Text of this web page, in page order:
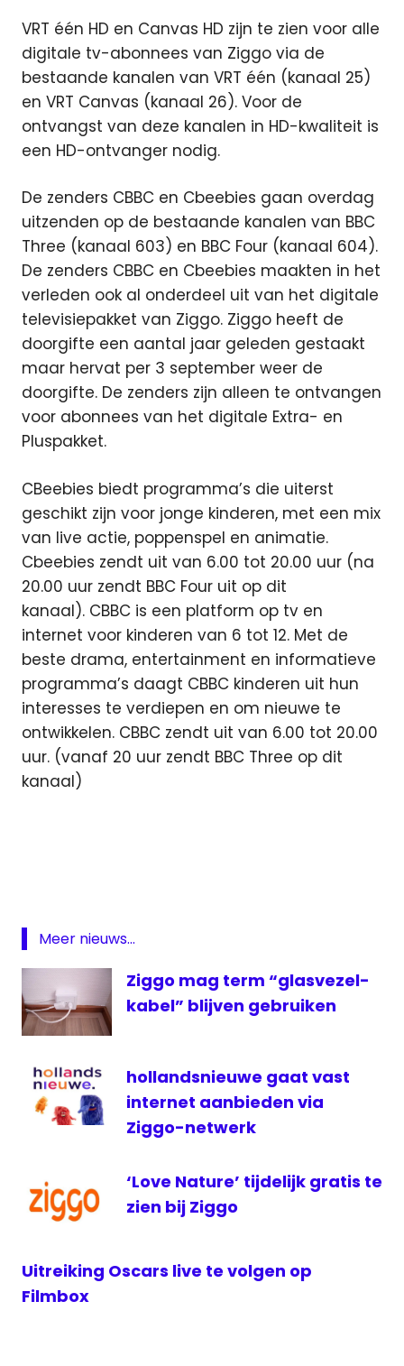
VRT één HD en Canvas HD zijn te zien voor alle
digitale tv-abonnees van Ziggo via de
bestaande kanalen van VRT één (kanaal 25)
en VRT Canvas (kanaal 26). Voor de
ontvangst van deze kanalen in HD-kwaliteit is
een HD-ontvanger nodig.
De zenders CBBC en Cbeebies gaan overdag
uitzenden op de bestaande kanalen van BBC
Three (kanaal 603) en BBC Four (kanaal 604).
De zenders CBBC en Cbeebies maakten in het
verleden ook al onderdeel uit van het digitale
televisiepakket van Ziggo. Ziggo heeft de
doorgifte een aantal jaar geleden gestaakt
maar hervat per 3 september weer de
doorgifte. De zenders zijn alleen te ontvangen
voor abonnees van het digitale Extra- en
Pluspakket.
CBeebies biedt programma’s die uiterst
geschikt zijn voor jonge kinderen, met een mix
van live actie, poppenspel en animatie.
Cbeebies zendt uit van 6.00 tot 20.00 uur (na
20.00 uur zendt BBC Four uit op dit
kanaal). CBBC is een platform op tv en
internet voor kinderen van 6 tot 12. Met de
beste drama, entertainment en informatieve
programma’s daagt CBBC kinderen uit hun
interesses te verdiepen en om nieuwe te
ontwikkelen. CBBC zendt uit van 6.00 tot 20.00
uur. (vanaf 20 uur zendt BBC Three op dit
kanaal)
digitaal
Featured
HD
televisie
ziggo
Meer nieuws...
Ziggo mag term “glasvezel-
kabel” blijven gebruiken
hollandsnieuwe gaat vast
internet aanbieden via
Ziggo-netwerk
‘Love Nature’ tijdelijk gratis te
zien bij Ziggo
Uitreiking Oscars live te volgen op
Filmbox